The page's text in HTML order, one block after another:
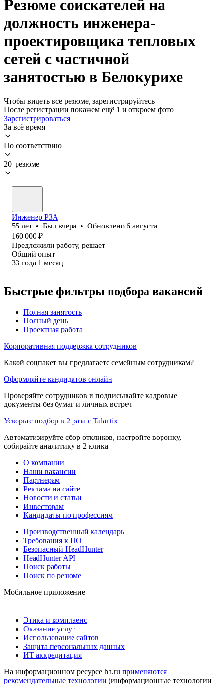
Резюме соискателей на
должность инженера-
проектировщика тепловых
сетей с частичной
занятостью в Белокурихе
Чтобы видеть все резюме, зарегистрируйтесь
После регистрации покажем ещё 1 и откроем фото
Зарегистрироваться
За всё время
По соответствию
20 резюме
Инженер РЗА
55 лет • Был вчера • Обновлено 6 августа
160 000 ₽
Предложили работу, решает
Общий опыт
33 года 1 месяц
Быстрые фильтры подбора вакансий
Полная занятость
Полный день
Проектная работа
Корпоративная поддержка сотрудников
Какой соцпакет вы предлагаете семейным сотрудникам?
Оформляйте кандидатов онлайн
Проверяйте сотрудников и подписывайте кадровые
документы без бумаг и личных встреч
Ускорьте подбор в 2 раза с Talantix
Автоматизируйте сбор откликов, настройте воронку,
собирайте аналитику в 2 клика
О компании
Наши вакансии
Партнерам
Реклама на сайте
Новости и статьи
Инвесторам
Кандидаты по профессиям
Производственный календарь
Требования к ПО
Безопасный HeadHunter
HeadHunter API
Поиск работы
Поиск по резюме
Мобильное приложение
Этика и комплаенс
Оказание услуг
Использование сайтов
Защита персональных данных
ИТ аккредитация
На информационном ресурсе hh.ru применяются
рекомендательные технологии (информационные технологии